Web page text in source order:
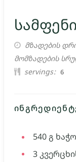
მზადების
მომზადების
servings 6
540გ ხაჭო
3